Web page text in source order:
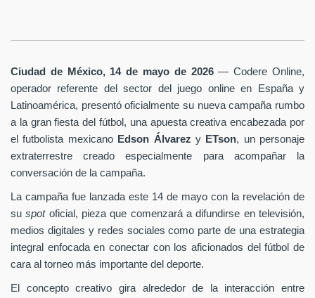
Ciudad de México, 14 de mayo de 2026— Codere Online,
operador referente del sector del juego online en España y
Latinoamérica, presentó oficialmente su nueva campaña rumbo
a la gran fiesta del fútbol, una apuesta creativa encabezada por
el futbolista mexicano Edson Álvarez yETson, un personaje
extraterrestre creado especialmente para acompañar la
conversación de la campaña.
La campaña fue lanzada este 14 de mayo con la revelación de
suspot oficial, pieza que comenzará a difundirse en televisión,
medios digitales y redes sociales como parte de una estrategia
integral enfocada en conectar con los aficionados del fútbol de
cara al torneo más importante del deporte.
El concepto creativo gira alrededor de la interacción entre